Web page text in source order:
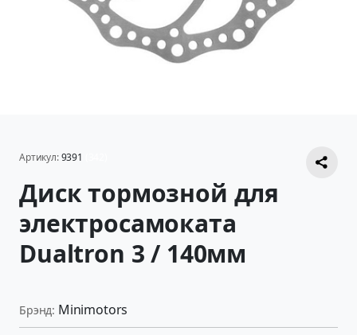
Артикул:9391
Диск тормозной для
электросамоката
Dualtron 3 / 140мм
Брэнд: Minimotors